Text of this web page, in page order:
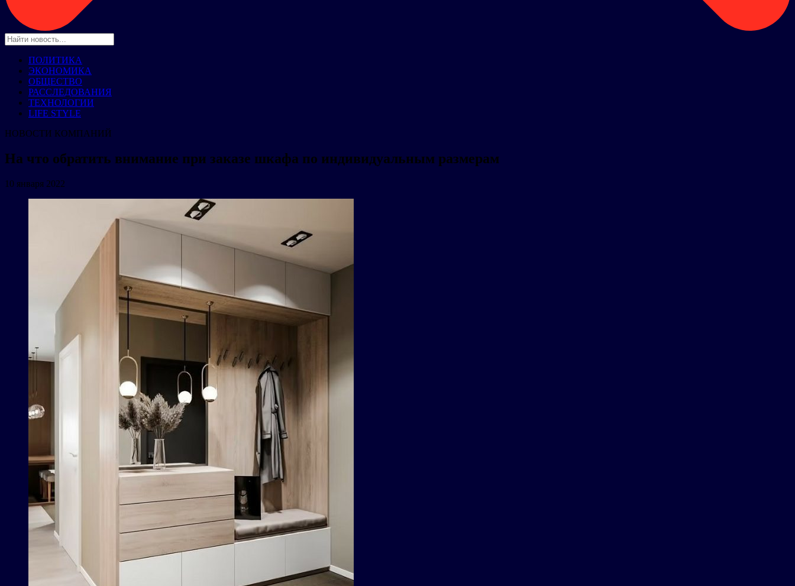
ПОЛИТИКА
ЭКОНОМИКА
ОБЩЕСТВО
РАССЛЕДОВАНИЯ
ТЕХНОЛОГИИ
LIFE STYLE
НОВОСТИ КОМПАНИЙ
На что обратить внимание при заказе шкафа по индивидуальным размерам
10 января 2022